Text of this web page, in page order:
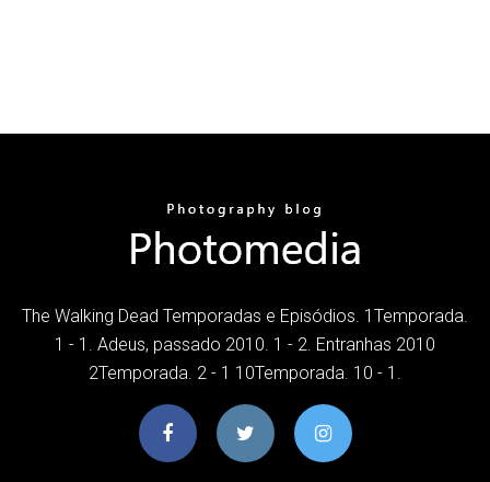
The Walking Dead Temporadas e Episódios. 1Temporada.
1 - 1. Adeus, passado 2010. 1 - 2. Entranhas 2010
2Temporada. 2 - 1 10Temporada. 10 - 1.